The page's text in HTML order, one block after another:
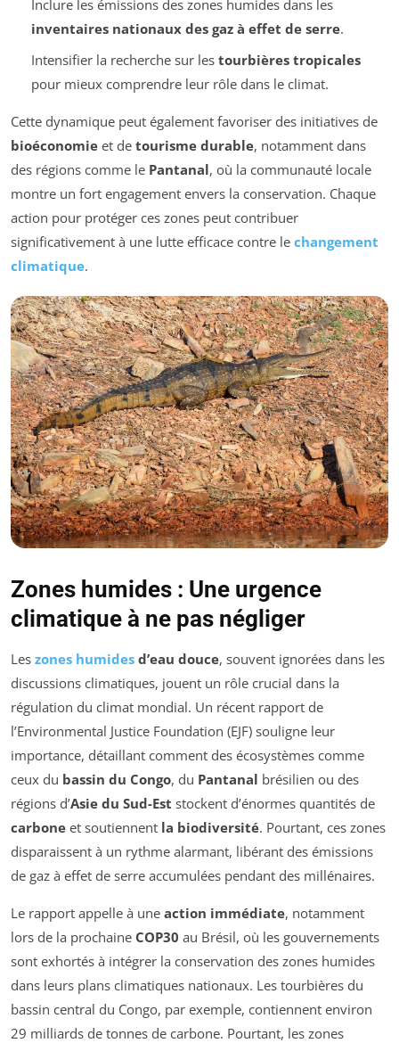
Inclure les émissions des zones humides dans les
inventaires nationaux des gaz à effet de serre.
Intensifier la recherche sur les tourbières tropicales
pour mieux comprendre leur rôle dans le climat.
Cette dynamique peut également favoriser des initiatives de
bioéconomie et de tourisme durable, notamment dans
des régions comme le Pantanal, où la communauté locale
montre un fort engagement envers la conservation. Chaque
action pour protéger ces zones peut contribuer
significativement à une lutte efficace contre le changement
climatique.
Zones humides : Une urgence
climatique à ne pas négliger
Les zones humides d’eau douce, souvent ignorées dans les
discussions climatiques, jouent un rôle crucial dans la
régulation du climat mondial. Un récent rapport de
l’Environmental Justice Foundation (EJF) souligne leur
importance, détaillant comment des écosystèmes comme
ceux du bassin du Congo, du Pantanal brésilien ou des
régions d’Asie du Sud-Est stockent d’énormes quantités de
carbone et soutiennent la biodiversité. Pourtant, ces zones
disparaissent à un rythme alarmant, libérant des émissions
de gaz à effet de serre accumulées pendant des millénaires.
Le rapport appelle à une action immédiate, notamment
lors de la prochaine COP30 au Brésil, où les gouvernements
sont exhortés à intégrer la conservation des zones humides
dans leurs plans climatiques nationaux. Les tourbières du
bassin central du Congo, par exemple, contiennent environ
29 milliards de tonnes de carbone. Pourtant, les zones